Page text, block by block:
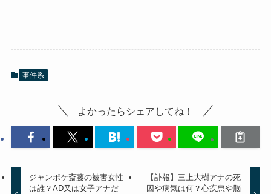
事件系
よかったらシェアしてね！
ジャンポケ斎藤の被害女性
は誰？AD又は女子アナだ
【訃報】三上大樹アナの死
因や病気は何？心疾患や脳